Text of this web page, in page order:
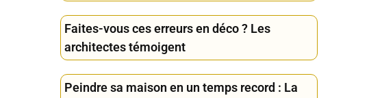
Faites-vous ces erreurs en déco ? Les
architectes témoigent
Peindre sa maison en un temps record : La